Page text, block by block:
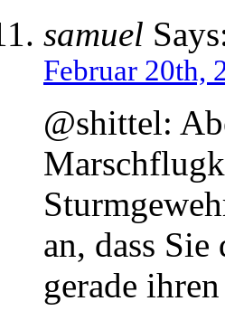
samuel
Februar 20th,
@shittel:
an, dass
gerade